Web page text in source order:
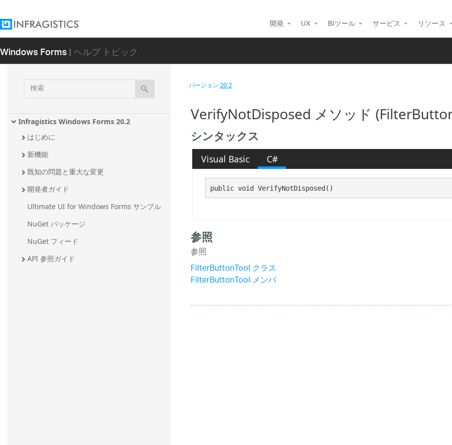
開発 UX BIツール サービス リソース
Windows Forms| ヘルプ トピック
検
索
Infragistics Windows Forms 20.2
はじめに
新機能
既知の問題と重大な変更
開発者ガイド
Ultimate UI for Windows Forms サンプル
NuGet パッケージ
NuGet フィード
API 参照ガイド
バージョン20.2
VerifyNotDisposed メソッド
シンタックス
Visual Basic C#
public void VerifyNotDisposed()
参照
参照
FilterButtonTool クラス
FilterButtonTool メンバ